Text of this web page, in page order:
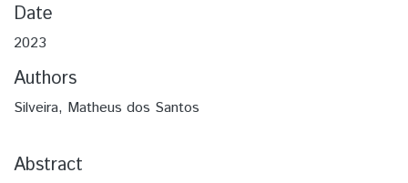
Date
2023
Authors
Silveira, Matheus dos Santos
Abstract